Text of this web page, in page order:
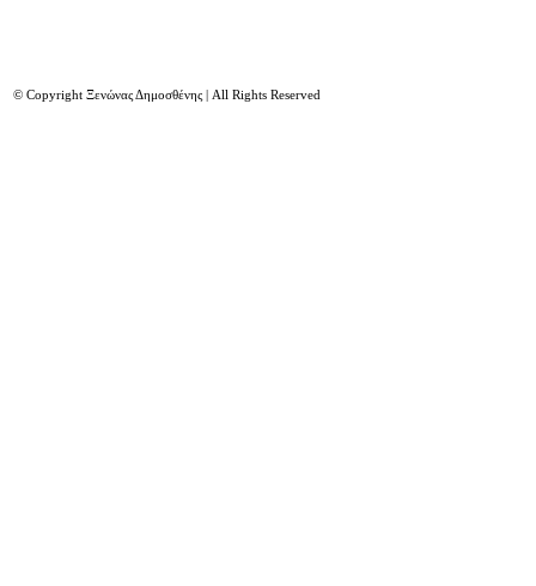
© Copyright Ξενώνας Δημοσθένης | All Rights Reserved